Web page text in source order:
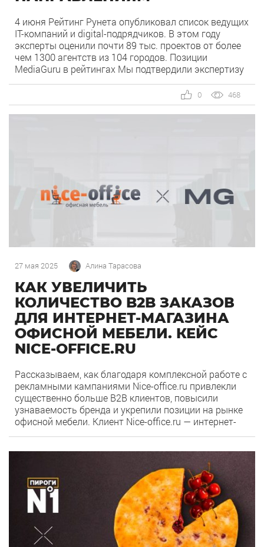
4 июня Рейтинг Рунета опубликовал список ведущих
IT-компаний и digital-подрядчиков. В этом году
эксперты оценили почти 89 тыс. проектов от более
чем 1300 агентств из 104 городов. Позиции
MediaGuru в рейтингах Мы подтвердили экспертизу
компания заняла высокие позиции как в общих
категориях, так и в срезах по отраслям. По […]
468
0
27 мая 2025 Алина Тарасова
КАК УВЕЛИЧИТЬ
КОЛИЧЕСТВО B2B ЗАКАЗОВ
ДЛЯ ИНТЕРНЕТ-МАГАЗИНА
ОФИСНОЙ МЕБЕЛИ. КЕЙС
NICE-OFFICE.RU
Рассказываем, как благодаря комплексной работе с
рекламными кампаниями Nice-office.ru привлекли
существенно больше B2B клиентов, повысили
узнаваемость бренда и укрепили позиции на рынке
офисной мебели. Клиент Nice-office.ru — интернет-
ключ» для создания уюта и повышения
производительности труда […]